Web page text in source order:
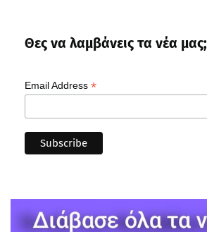
Θες να λαμβάνεις τα νέα μας;
Email Address *